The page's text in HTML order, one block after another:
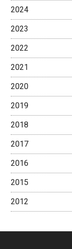
2024
2023
2022
2021
2020
2019
2018
2017
2016
2015
2012